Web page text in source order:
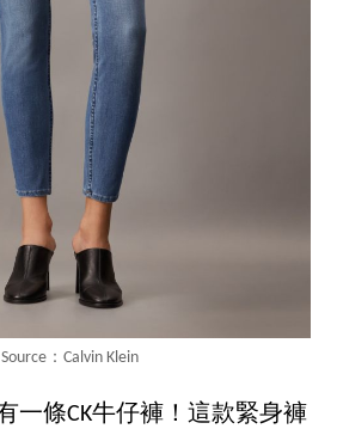
Source：Calvin Klein
一條CK牛仔褲！這款緊身褲